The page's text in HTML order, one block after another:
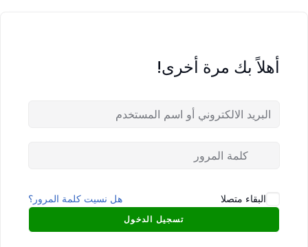
أهلاً بك مرة أخرى!
البقاء متصلا هل نسيت كلمة المرور؟
تسجيل الدخول